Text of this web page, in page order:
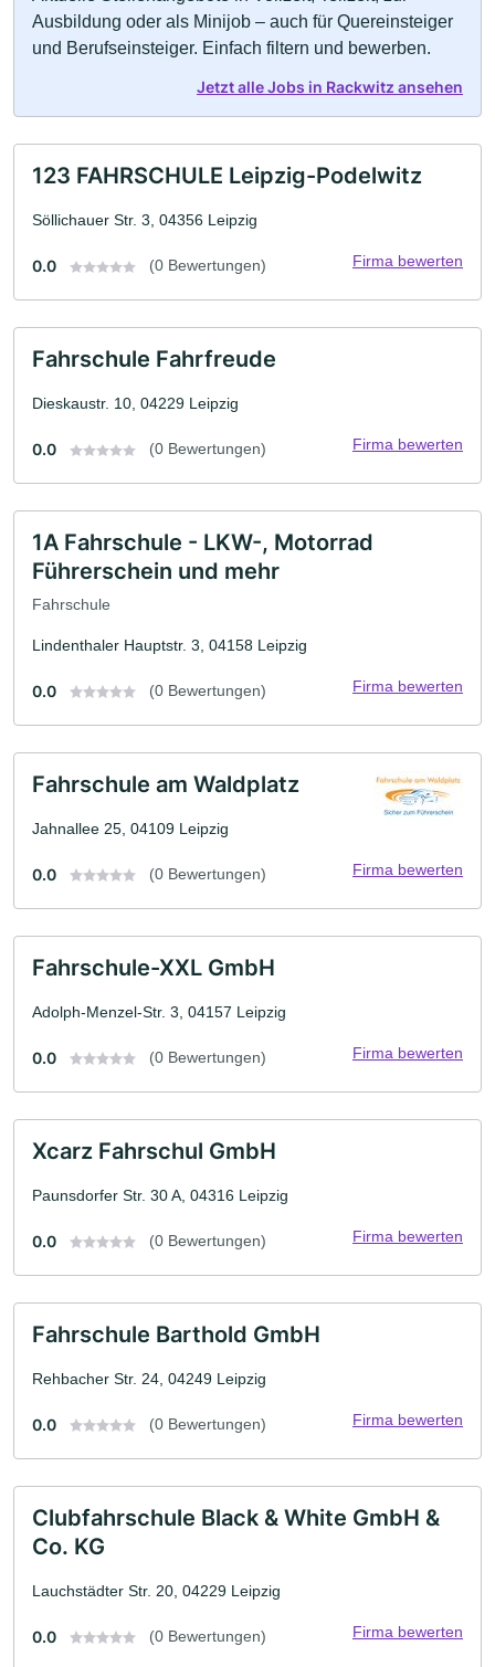
Ausbildung oder als Minijob – auch für Quereinsteiger
und Berufseinsteiger. Einfach filtern und bewerben.
Jetzt alle Jobs in Rackwitz ansehen
123 FAHRSCHULE Leipzig-Podelwitz
Söllichauer Str. 3, 04356 Leipzig
0.0 (0 Bewertungen) Firma bewerten
Fahrschule Fahrfreude
Dieskaustr. 10, 04229 Leipzig
0.0 (0 Bewertungen) Firma bewerten
1A Fahrschule - LKW-, Motorrad
Führerschein und mehr
Fahrschule
Lindenthaler Hauptstr. 3, 04158 Leipzig
0.0 (0 Bewertungen) Firma bewerten
Fahrschule am Waldplatz
Jahnallee 25, 04109 Leipzig
0.0 (0 Bewertungen) Firma bewerten
Fahrschule-XXL GmbH
Adolph-Menzel-Str. 3, 04157 Leipzig
0.0 (0 Bewertungen) Firma bewerten
Xcarz Fahrschul GmbH
Paunsdorfer Str. 30 A, 04316 Leipzig
0.0 (0 Bewertungen) Firma bewerten
Fahrschule Barthold GmbH
Rehbacher Str. 24, 04249 Leipzig
0.0 (0 Bewertungen) Firma bewerten
Clubfahrschule Black & White GmbH &
Co. KG
Lauchstädter Str. 20, 04229 Leipzig
0.0 (0 Bewertungen) Firma bewerten